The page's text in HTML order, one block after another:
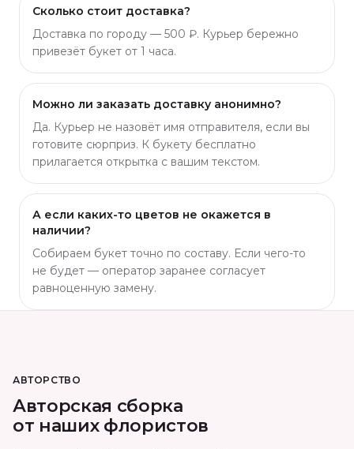
Сколько стоит доставка?
Доставка по городу — 500 ₽. Курьер бережно
привезёт букет от 1 часа.
Можно ли заказать доставку анонимно?
Да. Курьер не назовёт имя отправителя, если вы
готовите сюрприз. К букету бесплатно
прилагается открытка с вашим текстом.
А если каких-то цветов не окажется в
наличии?
Собираем букет точно по составу. Если чего-то
не будет — оператор заранее согласует
равноценную замену.
АВТОРСТВО
Авторская сборка
от наших флористов